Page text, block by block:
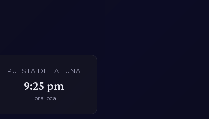
PUESTA DE LA LUNA
9:25 pm
Hora local